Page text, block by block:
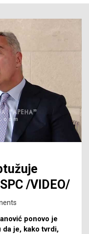
/VIDEO/
ponovo je
je, kako tvrdi,